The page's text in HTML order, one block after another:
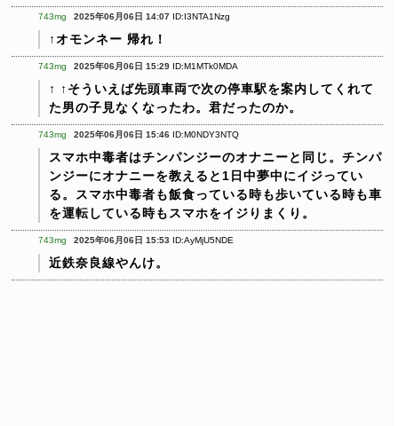
743mg 2025年06月06日 14:07 ID:I3NTA1Nzg
↑オモンネー 帰れ！
743mg 2025年06月06日 15:29 ID:M1MTk0MDA
↑
↑そういえば先頭車両で次の停車駅を案内してくれて
た男の子見なくなったわ。君だったのか。
743mg 2025年06月06日 15:46 ID:M0NDY3NTQ
スマホ中毒者はチンパンジーのオナニーと同じ。チンパ
ンジーにオナニーを教えると1日中夢中にイジってい
る。スマホ中毒者も飯食っている時も歩いている時も車
を運転している時もスマホをイジりまくり。
743mg 2025年06月06日 15:53 ID:AyMjU5NDE
近鉄奈良線やんけ。